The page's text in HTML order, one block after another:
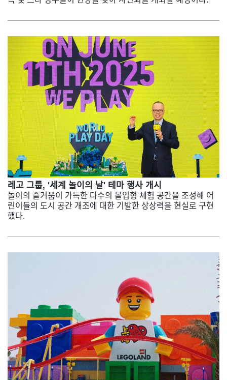
레고 그룹, '세계 놀이의 날' 테마 행사 개시
놀이의 즐거움이 가득한 다수의 몰입형 체험 공간을 조성해 어
린이들의 도시 공간 개조에 대한 기발한 상상력을 현실로 구현
했다.